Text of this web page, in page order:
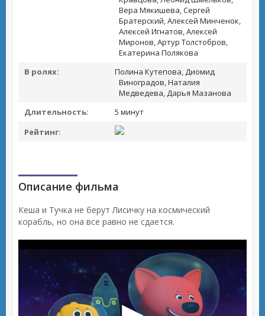
Вера Мякишева, Сергей
Братерский, Алексей Минченок,
Алексей Игнатов, Алексей
Миронов, Артур Толстобров,
Екатерина Полякова
В ролях:
Полина Кутепова, Диомид
Виноградов, Наталия
Медведева, Дарья Мазанова
Длительность:
5 минут
Рейтинг:
Описание фильма
Кеша и Тучка не берут Лисичку на космический
корабль, но она все равно не сдается.